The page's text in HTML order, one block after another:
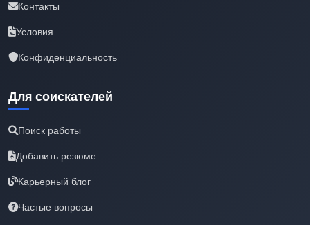
Контакты
Условия
Конфиденциальность
Для соискателей
Поиск работы
Добавить резюме
Карьерный блог
Частые вопросы